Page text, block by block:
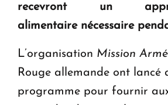
Le premier hôtel Hyatt Regency
ouvrira ses portes à Dilijan
recevront un
alimentaire nécessaire
L’organisation Mission
Rouge allemande ont lancé
programme pour fournir